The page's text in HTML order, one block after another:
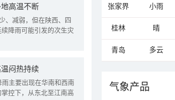
高温不断
、减弱，但在陕西、四
降雨可能引发的次生灾
闷热持续
主要出现在华南和西南
控下，从东北至江南高
张家界 小雨
桂林 晴
青岛 多云
气象产品